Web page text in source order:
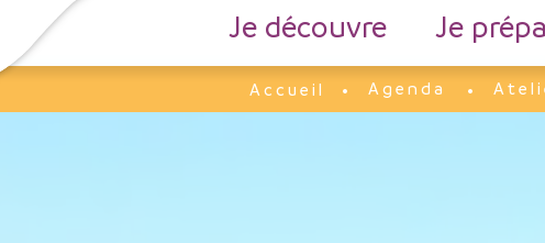
Je découvre Je
Accueil
Agenda